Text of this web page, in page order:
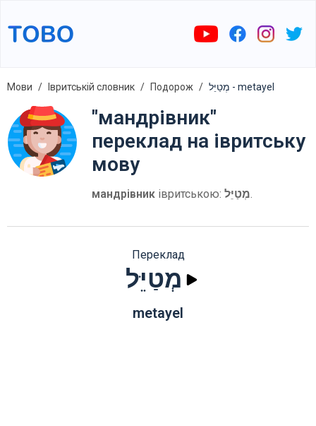
Мови Івритській словник Подорож מְטַיֵּל - metayel
"мандрівник"
переклад на івритську
мову
мандрівник івритською: מְטַיֵּל.
Переклад
מְטַיֵּל
metayel